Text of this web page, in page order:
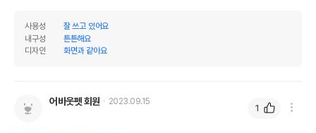
사용성
잘 쓰고 있어요
내구성
튼튼해요
디자인
화면과 같아요
어바웃펫 회원 2023.09.15
1